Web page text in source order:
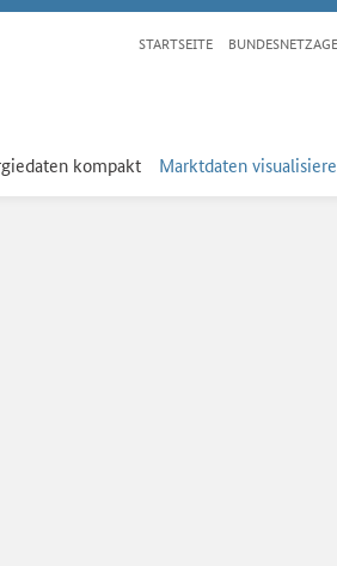
STARTSEITE
kompakt Marktdaten